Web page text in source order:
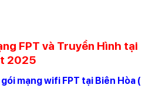
FPT và Truyền Hình tại
2025
mạng wifi FPT tại Biên Hòa (